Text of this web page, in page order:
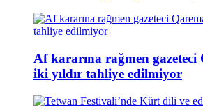
Af kararına rağmen
iki yıldır tahliye edilmiyor